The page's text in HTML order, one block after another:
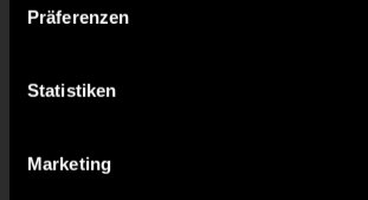
Präferenzen
Statistiken
Marketing
7:0 Michael Hummel, 17’